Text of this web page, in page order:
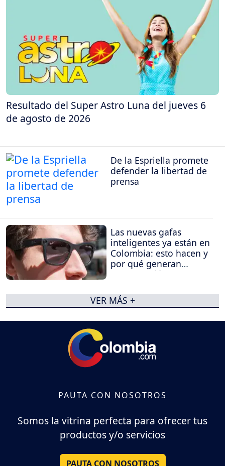
Resultado del Super Astro Luna del jueves 6
de agosto de 2026
De la Espriella promete
defender la libertad de
prensa
Las nuevas gafas
inteligentes ya están en
Colombia: esto hacen y
por qué generan
preocupación
VER MÁS +
PAUTA CON NOSOTROS
Somos la vitrina perfecta para ofrecer tus
productos y/o servicios
PAUTA CON NOSOTROS